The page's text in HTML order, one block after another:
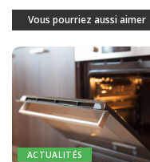
Vous pourriez aussi aimer
ACTUALITÉS